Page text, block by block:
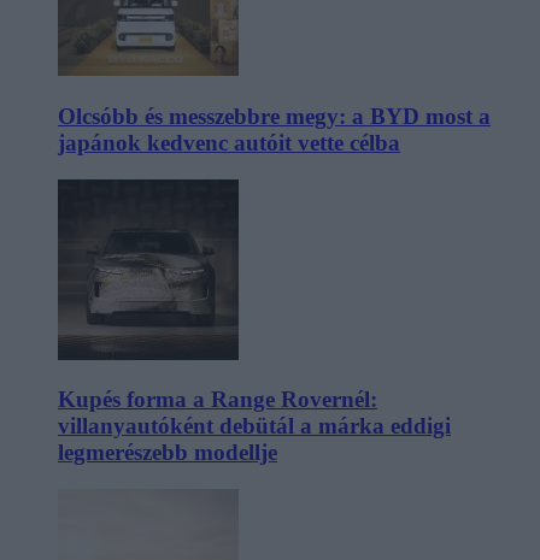
Olcsóbb és messzebbre megy: a BYD most a
japánok kedvenc autóit vette célba
Kupés forma a Range Rovernél:
villanyautóként debütál a márka eddigi
legmerészebb modellje